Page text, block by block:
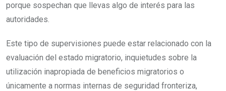
porque sospechan que llevas algo de interés para las
autoridades.
Este tipo de supervisiones puede estar relacionado con la
evaluación del estado migratorio, inquietudes sobre la
utilización inapropiada de beneficios migratorios o
únicamente a normas internas de seguridad fronteriza,